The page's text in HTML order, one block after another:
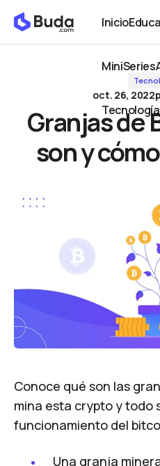
Inicio
Inicio
MiniSeries
MiniSeries
Tecnología
Tecnología
Granjas de Bitcoin: Qué son y cómo
oct. 26, 2022
Granjas de
son y
Conoce qué son las
mina esta crypto y todo
funcionamiento del
Una granja